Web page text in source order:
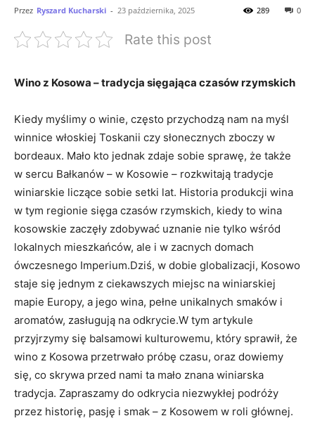
Przez Ryszard Kucharski - 23 października, 2025 0
289
Rate this post
Wino z Kosowa – tradycja ⁢sięgająca czasów⁣ rzymskich
Kiedy myślimy o winie, często przychodzą nam na myśl
winnice włoskiej ‍Toskanii czy słonecznych zboczy w
bordeaux. Mało⁤ kto jednak‌ zdaje sobie sprawę, że​ także
w sercu Bałkanów – w⁢ Kosowie – ⁤rozkwitają tradycje
‌winiarskie liczące sobie setki lat. Historia produkcji wina⁣
w⁤ tym regionie ‌sięga czasów⁢ rzymskich, kiedy to wina
⁤kosowskie zaczęły ‌zdobywać‌ uznanie nie tylko wśród
lokalnych mieszkańców, ale i⁤ w zacnych domach
⁤ówczesnego Imperium.Dziś, w dobie globalizacji,⁣ Kosowo
staje się jednym z ⁣ciekawszych miejsc na winiarskiej
mapie Europy, a jego‌ wina,⁤ pełne unikalnych smaków‌ i
aromatów, zasługują na ‌odkrycie.W‍ tym ‍artykule
przyjrzymy się​ balsamowi ​kulturowemu, który sprawił, ⁣że
wino z Kosowa przetrwało próbę czasu, oraz⁤ dowiemy‍
się,⁣ co skrywa przed nami ta mało znana winiarska
tradycja. Zapraszamy ⁢do odkrycia niezwykłej​ podróży
przez historię, pasję i ⁢smak – ⁤z Kosowem w roli​ głównej.